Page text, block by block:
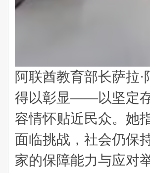
阿联酋教育部长萨拉
得以彰显——以坚定
容情怀贴近民众。她
面临挑战，社会仍保
家的保障能力与应对